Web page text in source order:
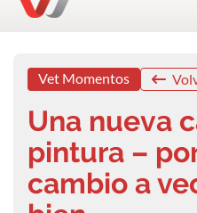
Vet Momentos
Una nueva
pintura –
cambio a